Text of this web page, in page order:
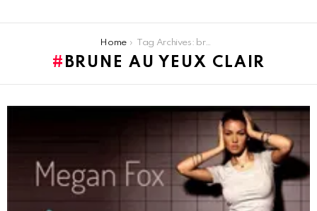
Home Tag Archives: brune au yeux clair
BRUNE AU YEUX CLAIR